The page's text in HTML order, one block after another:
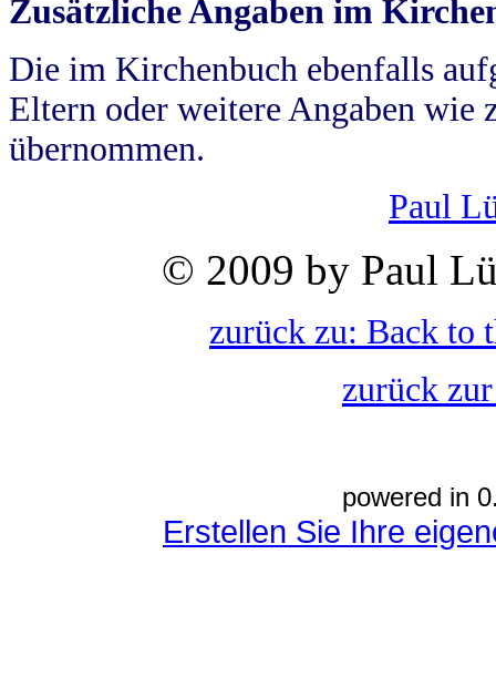
Zusätzliche Angaben im
Die im Kirchenbuch ebenfalls
Eltern oder weitere Angaben wie
übernommen.
Paul
© 2009 by Paul
zurück zu: Back to
zurück
powered in
Erstellen Sie Ihre